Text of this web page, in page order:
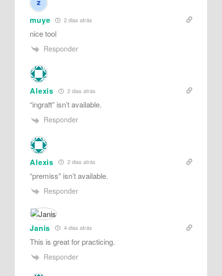
muye 2 dias atrás
nice tool
Responder
Alexis 2 dias atrás
“ingraft” isn’t available.
Responder
Alexis 2 dias atrás
“premiss” isn’t available.
Responder
Janis 4 dias atrás
This is great for practicing.
Responder